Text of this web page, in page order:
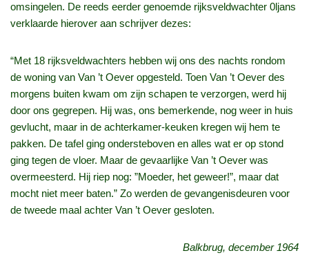
omsingelen. De reeds eerder genoemde rijksveldwachter 0ljans
verklaarde hierover aan schrijver dezes:
“Met 18 rijksveldwachters hebben wij ons des nachts rondom
de woning van Van ’t Oever opgesteld. Toen Van ’t Oever des
morgens buiten kwam om zijn schapen te verzorgen, werd hij
door ons gegrepen. Hij was, ons bemerkende, nog weer in huis
gevlucht, maar in de achterkamer-keuken kregen wij hem te
pakken. De tafel ging ondersteboven en alles wat er op stond
ging tegen de vloer. Maar de gevaarlijke Van ’t Oever was
overmeesterd. Hij riep nog: ”Moeder, het geweer!”, maar dat
mocht niet meer baten.” Zo werden de gevangenisdeuren voor
de tweede maal achter Van ’t Oever gesloten.
Balkbrug, december 1964